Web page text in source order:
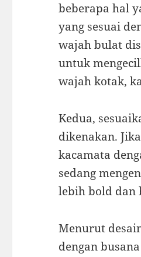
beberapa hal
yang sesuai
wajah bulat
untuk
wajah kotak,
Kedua,
dikenakan.
kacamata
sedang
lebih bold dan
Menurut
dengan